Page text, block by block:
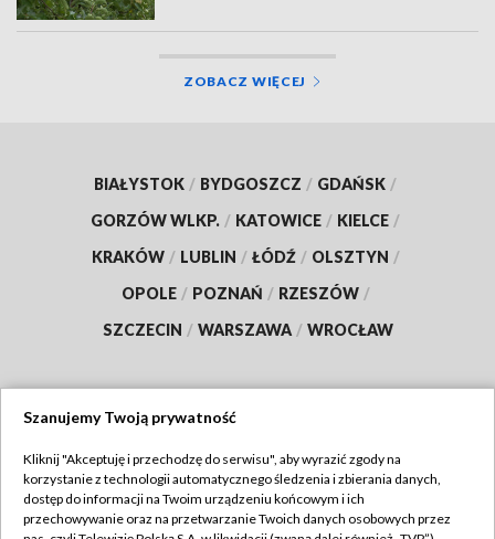
ZOBACZ WIĘCEJ
BIAŁYSTOK / BYDGOSZCZ / GDAŃSK /
GORZÓW WLKP. / KATOWICE / KIELCE /
KRAKÓW / LUBLIN / ŁÓDŹ / OLSZTYN /
OPOLE / POZNAŃ / RZESZÓW /
SZCZECIN / WARSZAWA / WROCŁAW
TVP
Abonament TVP
Regulamin TVP
Szanujemy Twoją prywatność
Kliknij "Akceptuję i przechodzę do serwisu", aby wyrazić zgody na
korzystanie z technologii automatycznego śledzenia i zbierania danych,
dostęp do informacji na Twoim urządzeniu końcowym i ich
przechowywanie oraz na przetwarzanie Twoich danych osobowych przez